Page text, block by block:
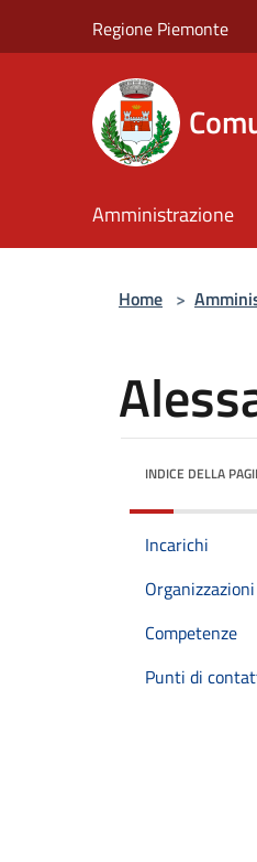
Regione Piemonte
Amministrazione
Home >
INDICE DELLA
Incarichi
Organizzazioni
Competenze
Punti di